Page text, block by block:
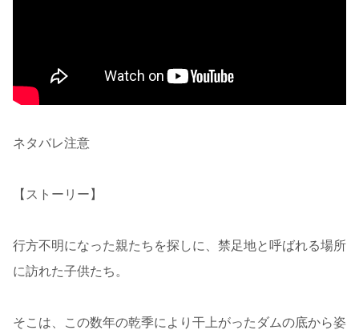
ネタバレ注意
【ストーリー】
行方不明になった親たちを探しに、禁足地と呼ばれる場所
に訪れた子供たち。
そこは、この数年の乾季により干上がったダムの底から姿